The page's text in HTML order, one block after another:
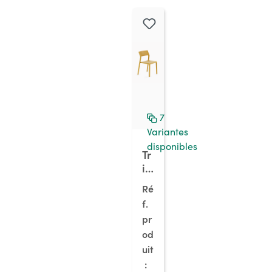
,
o
us
se
fo
nc
é
7
Variantes
disponibles
Tr
ill
se
n
a
p
e/
ja
Ré
f.
pr
od
uit
: